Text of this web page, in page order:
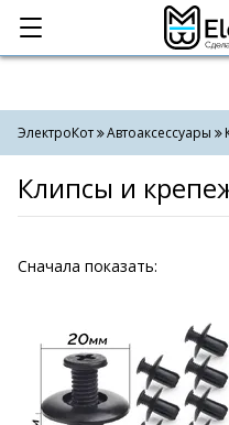
Категории
ЭлектроКот Автоаксессуары
Клипсы и
Cначала показать: